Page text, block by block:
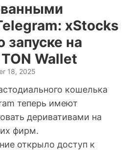
xStocks
запуске на
Wallet
18, 2025
кошелька
теперь имеют
деривативами на
фирм.
открыло доступ к